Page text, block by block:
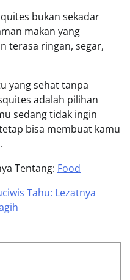
bukan sekadar
makan yang
terasa ringan, segar,
yang sehat tanpa
adalah pilihan
sedang tidak ingin
bisa membuat kamu
Tentang: Food
Tahu: Lezatnya